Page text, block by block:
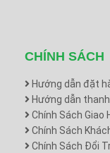
CHÍNH SÁCH
Hướng dẫn đặt
Hướng dẫn
Chính Sách Giao
Chính Sách
Chính Sách Đổi